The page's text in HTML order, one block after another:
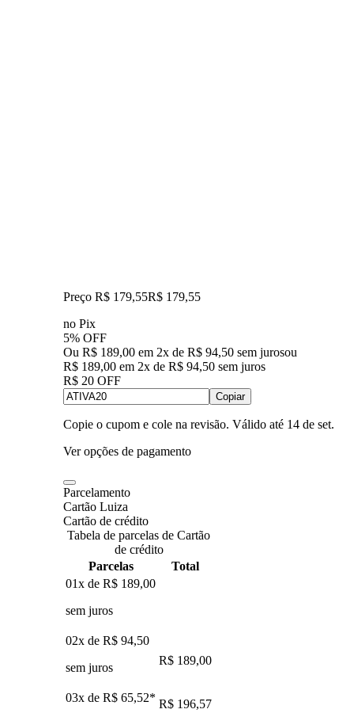
Preço R$ 179,55R$ 179,55
no Pix
5% OFF
Ou R$ 189,00 em 2x de R$ 94,50 sem jurosou
R$ 189,00 em 2x de R$ 94,50 sem juros
R$ 20 OFF
Copiar
Copie o cupom e cole na revisão. Válido até 14 de set.
Ver opções de pagamento
Parcelamento
Cartão Luiza
Cartão de crédito
Tabela de parcelas de Cartão
de crédito
Parcelas
Total
01x de R$ 189,00
sem juros
02x de R$ 94,50
sem juros
R$ 189,00
03x de R$ 65,52* R$ 196,57